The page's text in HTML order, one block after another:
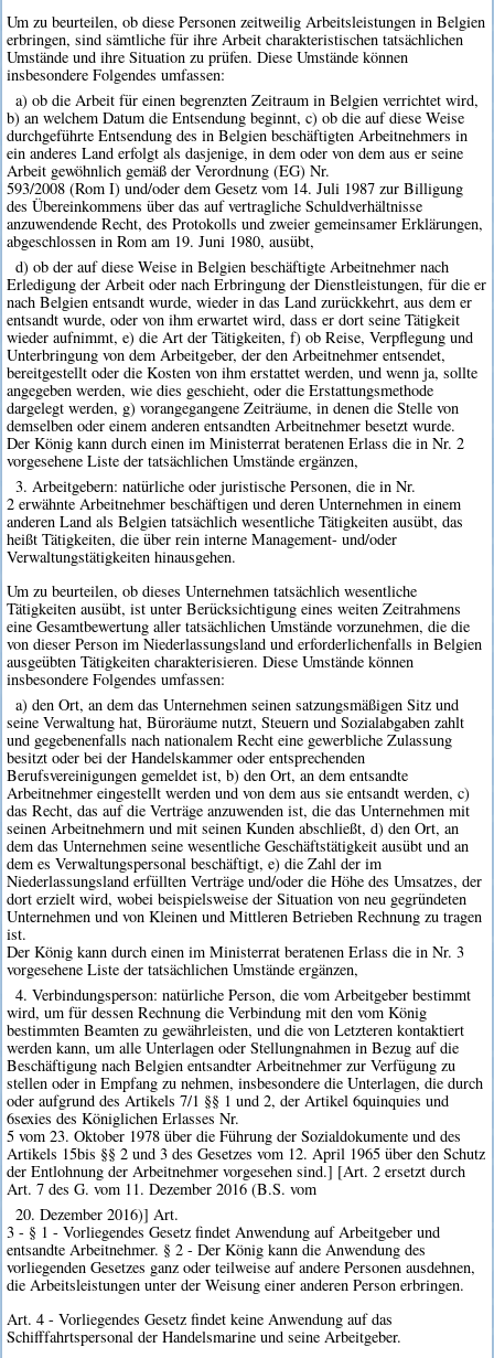
Um zu beurteilen, ob diese Personen zeitweilig Arbeitsleistungen in Belgien
erbringen, sind sämtliche für ihre Arbeit charakteristischen tatsächlichen
Umstände und ihre Situation zu prüfen. Diese Umstände können
insbesondere Folgendes umfassen:
a) ob die Arbeit für einen begrenzten Zeitraum in Belgien verrichtet wird,
b) an welchem Datum die Entsendung beginnt, c) ob die auf diese Weise
durchgeführte Entsendung des in Belgien beschäftigten Arbeitnehmers in
ein anderes Land erfolgt als dasjenige, in dem oder von dem aus er seine
Arbeit gewöhnlich gemäß der Verordnung (EG) Nr.
593/2008 (Rom I) und/oder dem Gesetz vom 14. Juli 1987 zur Billigung
des Übereinkommens über das auf vertragliche Schuldverhältnisse
anzuwendende Recht, des Protokolls und zweier gemeinsamer Erklärungen,
abgeschlossen in Rom am 19. Juni 1980, ausübt,
d) ob der auf diese Weise in Belgien beschäftigte Arbeitnehmer nach
Erledigung der Arbeit oder nach Erbringung der Dienstleistungen, für die er
nach Belgien entsandt wurde, wieder in das Land zurückkehrt, aus dem er
entsandt wurde, oder von ihm erwartet wird, dass er dort seine Tätigkeit
wieder aufnimmt, e) die Art der Tätigkeiten, f) ob Reise, Verpflegung und
Unterbringung von dem Arbeitgeber, der den Arbeitnehmer entsendet,
bereitgestellt oder die Kosten von ihm erstattet werden, und wenn ja, sollte
angegeben werden, wie dies geschieht, oder die Erstattungsmethode
dargelegt werden, g) vorangegangene Zeiträume, in denen die Stelle von
demselben oder einem anderen entsandten Arbeitnehmer besetzt wurde.
Der König kann durch einen im Ministerrat beratenen Erlass die in Nr. 2
vorgesehene Liste der tatsächlichen Umstände ergänzen,
3. Arbeitgebern: natürliche oder juristische Personen, die in Nr.
2 erwähnte Arbeitnehmer beschäftigen und deren Unternehmen in einem
anderen Land als Belgien tatsächlich wesentliche Tätigkeiten ausübt, das
heißt Tätigkeiten, die über rein interne Management- und/oder
Verwaltungstätigkeiten hinausgehen.
Um zu beurteilen, ob dieses Unternehmen tatsächlich wesentliche
Tätigkeiten ausübt, ist unter Berücksichtigung eines weiten Zeitrahmens
eine Gesamtbewertung aller tatsächlichen Umstände vorzunehmen, die die
von dieser Person im Niederlassungsland und erforderlichenfalls in Belgien
ausgeübten Tätigkeiten charakterisieren. Diese Umstände können
insbesondere Folgendes umfassen:
a) den Ort, an dem das Unternehmen seinen satzungsmäßigen Sitz und
seine Verwaltung hat, Büroräume nutzt, Steuern und Sozialabgaben zahlt
und gegebenenfalls nach nationalem Recht eine gewerbliche Zulassung
besitzt oder bei der Handelskammer oder entsprechenden
Berufsvereinigungen gemeldet ist, b) den Ort, an dem entsandte
Arbeitnehmer eingestellt werden und von dem aus sie entsandt werden, c)
das Recht, das auf die Verträge anzuwenden ist, die das Unternehmen mit
seinen Arbeitnehmern und mit seinen Kunden abschließt, d) den Ort, an
dem das Unternehmen seine wesentliche Geschäftstätigkeit ausübt und an
dem es Verwaltungspersonal beschäftigt, e) die Zahl der im
Niederlassungsland erfüllten Verträge und/oder die Höhe des Umsatzes, der
dort erzielt wird, wobei beispielsweise der Situation von neu gegründeten
Unternehmen und von Kleinen und Mittleren Betrieben Rechnung zu tragen
ist.
Der König kann durch einen im Ministerrat beratenen Erlass die in Nr. 3
vorgesehene Liste der tatsächlichen Umstände ergänzen,
4. Verbindungsperson: natürliche Person, die vom Arbeitgeber bestimmt
wird, um für dessen Rechnung die Verbindung mit den vom König
bestimmten Beamten zu gewährleisten, und die von Letzteren kontaktiert
werden kann, um alle Unterlagen oder Stellungnahmen in Bezug auf die
Beschäftigung nach Belgien entsandter Arbeitnehmer zur Verfügung zu
stellen oder in Empfang zu nehmen, insbesondere die Unterlagen, die durch
oder aufgrund des Artikels 7/1 §§ 1 und 2, der Artikel 6quinquies und
6sexies des Königlichen Erlasses Nr.
5 vom 23. Oktober 1978 über die Führung der Sozialdokumente und des
Artikels 15bis §§ 2 und 3 des Gesetzes vom 12. April 1965 über den Schutz
der Entlohnung der Arbeitnehmer vorgesehen sind.] [Art. 2 ersetzt durch
Art. 7 des G. vom 11. Dezember 2016 (B.S. vom
20. Dezember 2016)] Art.
3 - § 1 - Vorliegendes Gesetz findet Anwendung auf Arbeitgeber und
entsandte Arbeitnehmer. § 2 - Der König kann die Anwendung des
vorliegenden Gesetzes ganz oder teilweise auf andere Personen ausdehnen,
die Arbeitsleistungen unter der Weisung einer anderen Person erbringen.
Art. 4 - Vorliegendes Gesetz findet keine Anwendung auf das
Schifffahrtspersonal der Handelsmarine und seine Arbeitgeber.